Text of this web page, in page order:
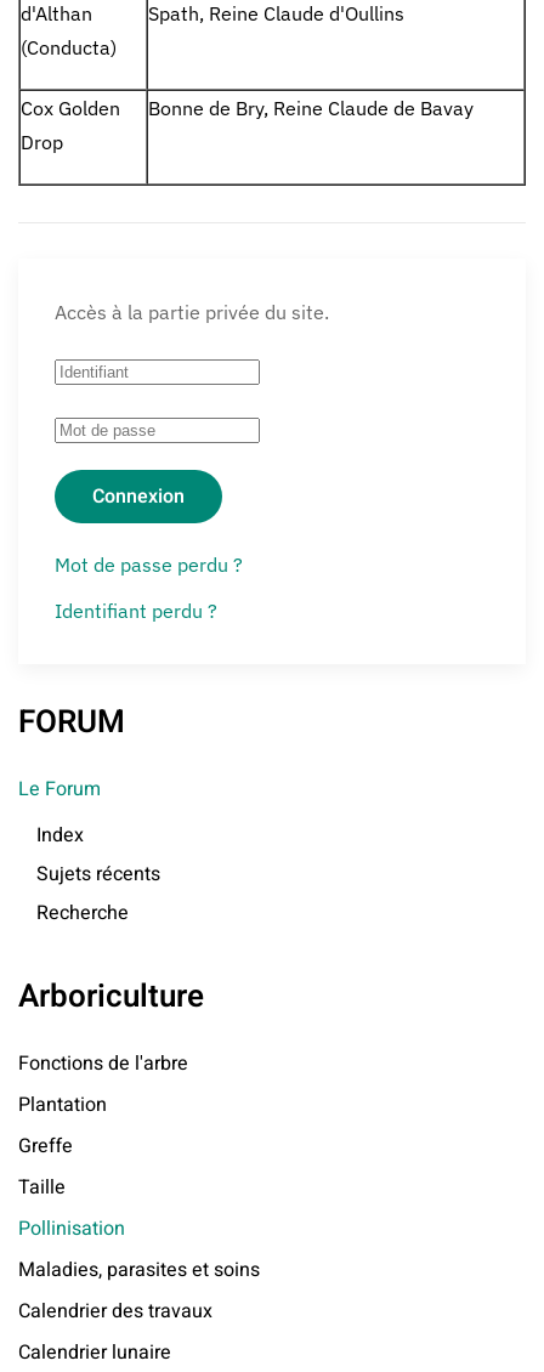
d'Althan
(Conducta)
Spath, Reine Claude d'Oullins
Cox Golden
Drop
Bonne de Bry, Reine Claude de Bavay
Accès à la partie privée du site.
Connexion
Mot de passe perdu ?
Identifiant perdu ?
FORUM
Le Forum
Index
Sujets récents
Recherche
Arboriculture
Fonctions de l'arbre
Plantation
Greffe
Taille
Pollinisation
Maladies, parasites et soins
Calendrier des travaux
Calendrier lunaire